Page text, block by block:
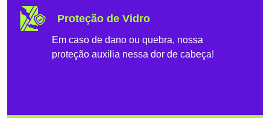
Proteção de Vidro
Em caso de dano ou quebra, nossa
proteção auxilia nessa dor de cabeça!